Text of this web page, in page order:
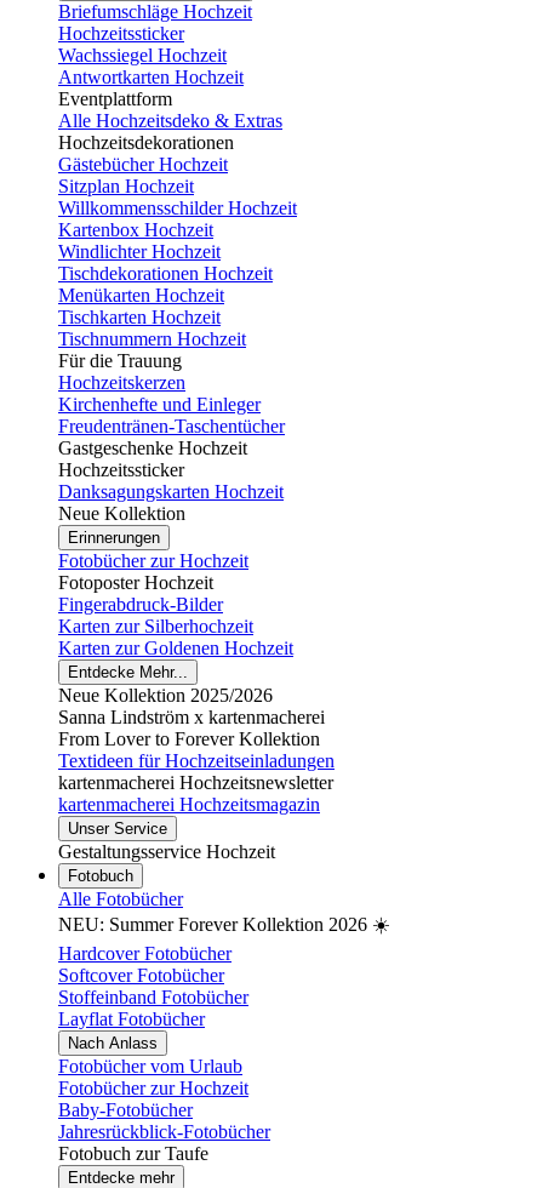
Briefumschläge Hochzeit
Hochzeitssticker
Wachssiegel Hochzeit
Antwortkarten Hochzeit
Eventplattform
Alle Hochzeitsdeko & Extras
Hochzeitsdekorationen
Gästebücher Hochzeit
Sitzplan Hochzeit
Willkommensschilder Hochzeit
Kartenbox Hochzeit
Windlichter Hochzeit
Tischdekorationen Hochzeit
Menükarten Hochzeit
Tischkarten Hochzeit
Tischnummern Hochzeit
Für die Trauung
Hochzeitskerzen
Kirchenhefte und Einleger
Freudentränen-Taschentücher
Gastgeschenke Hochzeit
Hochzeitssticker
Danksagungskarten Hochzeit
Neue Kollektion
Erinnerungen
Fotobücher zur Hochzeit
Fotoposter Hochzeit
Fingerabdruck-Bilder
Karten zur Silberhochzeit
Karten zur Goldenen Hochzeit
Entdecke Mehr...
Neue Kollektion 2025/2026
Sanna Lindström x kartenmacherei
From Lover to Forever Kollektion
Textideen für Hochzeitseinladungen
kartenmacherei Hochzeitsnewsletter
kartenmacherei Hochzeitsmagazin
Unser Service
Gestaltungsservice Hochzeit
Fotobuch
Alle Fotobücher
NEU: Summer Forever Kollektion 2026 ☀️
Hardcover Fotobücher
Softcover Fotobücher
Stoffeinband Fotobücher
Layflat Fotobücher
Nach Anlass
Fotobücher vom Urlaub
Fotobücher zur Hochzeit
Baby-Fotobücher
Jahresrückblick-Fotobücher
Fotobuch zur Taufe
Entdecke mehr